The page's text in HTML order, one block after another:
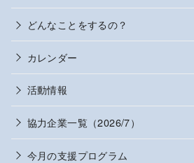
どんなことをするの？
カレンダー
活動情報
協力企業一覧（2026/7）
今月の支援プログラム